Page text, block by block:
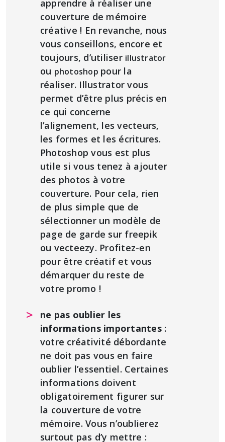
apprendre à réaliser une
couverture de mémoire
créative ! En revanche, nous
vous conseillons, encore et
toujours, d’utiliser illustrator
ou photoshop pour la
réaliser. Illustrator vous
permet d’être plus précis en
ce qui concerne
l’alignement, les vecteurs,
les formes et les écritures.
Photoshop vous est plus
utile si vous tenez à ajouter
des photos à votre
couverture. Pour cela, rien
de plus simple que de
sélectionner un modèle de
page de garde sur freepik
ou vecteezy. Profitez-en
pour être créatif et vous
démarquer du reste de
votre promo !
ne pas oublier les
informations importantes:
votre créativité débordante
ne doit pas vous en faire
oublier l’essentiel. Certaines
informations doivent
obligatoirement figurer sur
la couverture de votre
mémoire. Vous n’oublierez
surtout pas d’y mettre :